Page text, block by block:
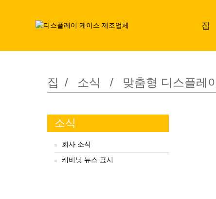
집
집 소식 맞춤형 디스플레
소식
회사 소식
캐비닛 뉴스 표시